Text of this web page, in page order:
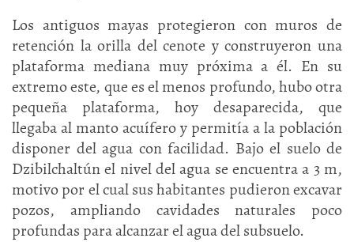
Los antiguos mayas protegieron con muros de
retención la orilla del cenote y construyeron una
plataforma mediana muy próxima a él. En su
extremo este, que es el menos profundo, hubo otra
pequeña plataforma, hoy desaparecida, que
llegaba al manto acuífero y permitía a la población
disponer del agua con facilidad. Bajo el suelo de
Dzibilchaltún el nivel del agua se encuentra a 3 m,
motivo por el cual sus habitantes pudieron excavar
pozos, ampliando cavidades naturales poco
profundas para alcanzar el agua del subsuelo.